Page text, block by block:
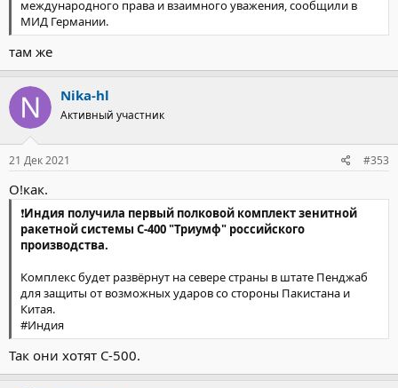
международного права и взаимного уважения, сообщили в
МИД Германии.
там же
Nika-hl
Активный участник
21 Дек 2021 #353
О!как.
❗️Индия получила первый полковой комплект зенитной
ракетной системы С-400 "Триумф" российского
производства.
Комплекс будет развёрнут на севере страны в штате Пенджаб
для защиты от возможных ударов со стороны Пакистана и
Китая.
#Индия
Так они хотят С-500.